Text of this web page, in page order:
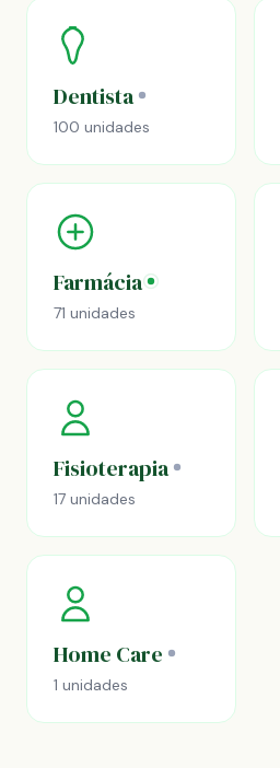
Dentista
100 unidades
Farmácia
71 unidades
Fisioterapia
17 unidades
Home Care
1 unidades